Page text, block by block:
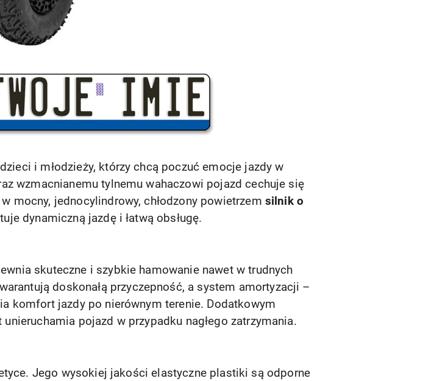
i młodzieży, którzy chcą poczuć emocje jazdy w
wzmacnianemu tylnemu wahaczowi pojazd cechuje się
mocny, jednocylindrowy, chłodzony powietrzem silnik o
dynamiczną jazdę i łatwą obsługę.
skuteczne i szybkie hamowanie nawet w trudnych
doskonałą przyczepność, a system amortyzacji –
komfort jazdy po nierównym terenie. Dodatkowym
pojazd w przypadku nagłego zatrzymania.
Jego wysokiej jakości elastyczne plastiki są odporne